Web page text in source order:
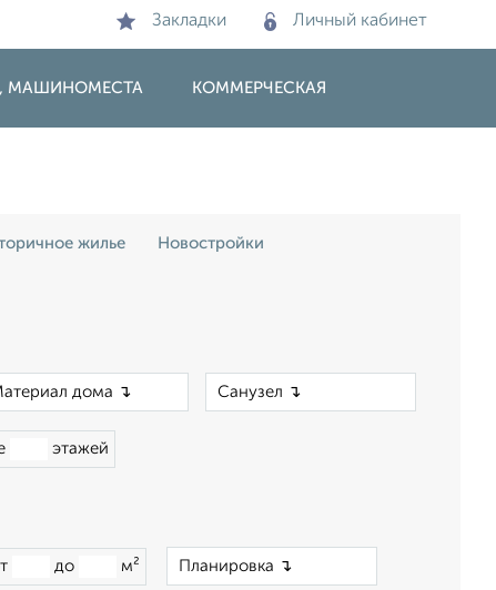
Закладки Личный кабинет
МАШИНОМЕСТА КОММЕРЧЕСКАЯ
жилье Новостройки
этажей
до м²